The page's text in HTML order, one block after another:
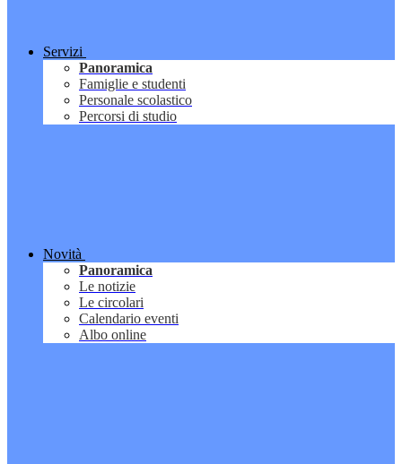
Servizi
Panoramica
Famiglie e studenti
Personale scolastico
Percorsi di studio
Novità
Panoramica
Le notizie
Le circolari
Calendario eventi
Albo online